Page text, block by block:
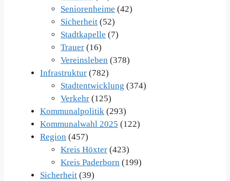
Seniorenheime (42)
Sicherheit (52)
Stadtkapelle (7)
Trauer (16)
Vereinsleben (378)
Infrastruktur (782)
Stadtentwicklung (374)
Verkehr (125)
Kommunalpolitik (293)
Kommunalwahl 2025 (122)
Region (457)
Kreis Höxter (423)
Kreis Paderborn (199)
Sicherheit (39)